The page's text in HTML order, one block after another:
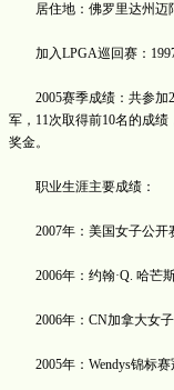
居住地：佛罗里达州迈
加入LPGA巡回赛：
2005赛季成绩：共参加
军，11次取得前10名的成绩
奖金。
职业生涯主要成绩：
2007年：美国女子公开
2006年：约翰·Q. 哈芒斯
2006年：CN加拿大女子
2005年：Wendys锦标赛